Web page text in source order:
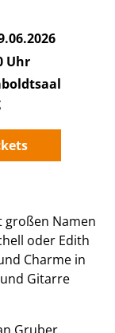
Uhr
großen Namen
oder Edith
Charme in
Gitarre
Gruber